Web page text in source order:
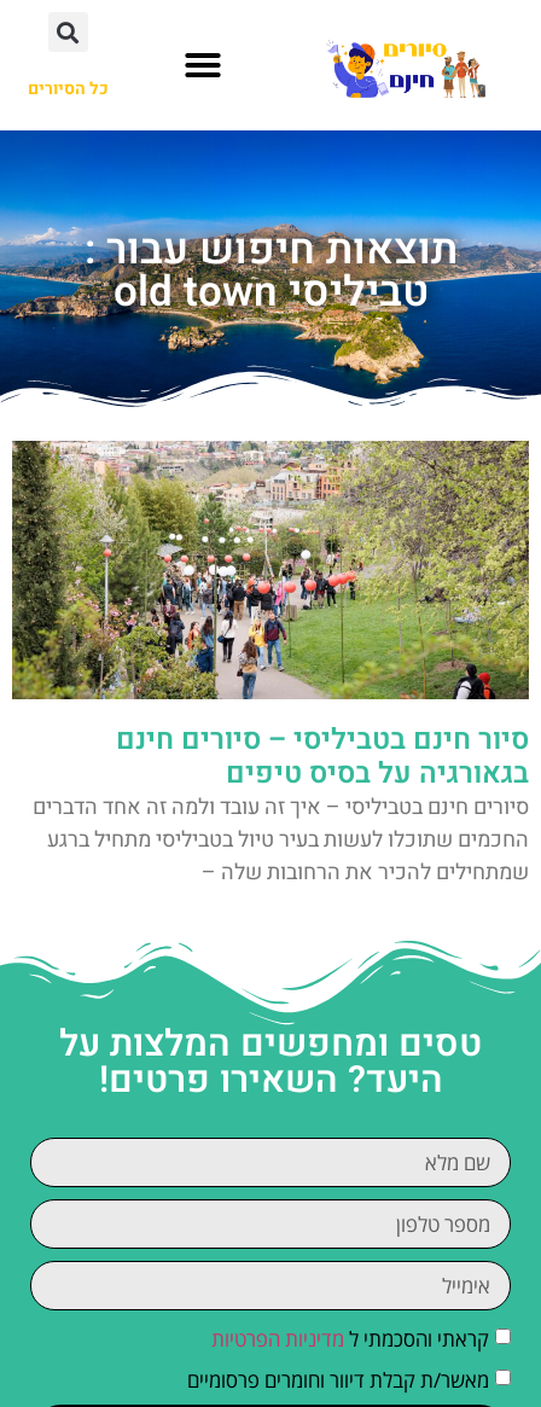
כל הסיורים
תוצאות חיפוש עבור :
טביליסי old town
סיור חינם בטביליסי – סיורים חינם
בגאורגיה על בסיס טיפים
סיורים חינם בטביליסי – איך זה עובד ולמה זה אחד הדברים
החכמים שתוכלו לעשות בעיר טיול בטביליסי מתחיל ברגע
שמתחילים להכיר את הרחובות שלה –
טסים ומחפשים המלצות על
היעד? השאירו פרטים!
קראתי והסכמתי ל מדיניות הפרטיות
מאשר/ת קבלת דיוור וחומרים פרסומיים